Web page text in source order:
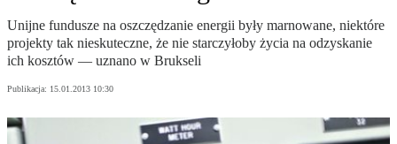
Unijne fundusze na oszczędzanie energii były marnowane, niektóre
projekty tak nieskuteczne, że nie starczyłoby życia na odzyskanie
ich kosztów — uznano w Brukseli
Publikacja: 15.01.2013 10:30